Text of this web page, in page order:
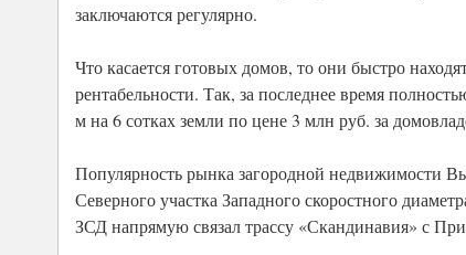
заключаются регулярно.
Что касается готовых домов, то они быстро
рентабельности. Так, за последнее время
м на 6 сотках земли по цене 3 млн руб. за
Популярность рынка загородной недвижимости
Северного участка Западного скоростного
ЗСД напрямую связал трассу «Скандинавия» с